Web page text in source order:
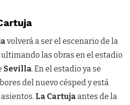
volverá a ser el escenario de la
las obras en el estadio
Sevilla. En el estadio ya se
del nuevo césped y está
La Cartujaantes de la